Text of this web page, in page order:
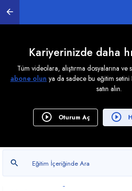
Kariyerinizde daha
Tüm videolara, alıştırma dosyalarına ve
abone olun ya da sadece bu eğitim setini
satın alın.
Oturum Aç
1. BA-BS Hakkında Tüm Detaylar
BA-BS NEDİR?
BA-BS'de Düzenlenecek Belgeler
09:34